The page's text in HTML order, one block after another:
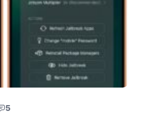
5